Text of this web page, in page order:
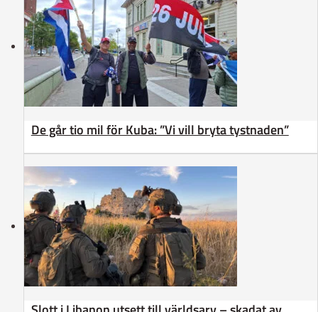
De går tio mil för Kuba: ”Vi vill bryta tystnaden”